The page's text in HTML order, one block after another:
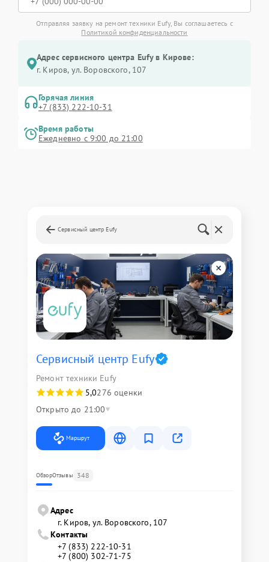
Отправляя заявку на ремонт техники Eufy, Вы соглашаетесь с
Политикой конфиденциальности
Адрес сервисного центра Eufy в Кирове:
г. Киров, ул. Воровского, 107
Горячая линия
+7 (833) 222-10-31
Время работы
Ежедневно с 9:00 до 21:00
Сервисный центр Eufy
Сервисный центр Eufy
Ремонт техники Eufy
5,0276 оценки
Открыто до 21:00
Маршрут
ОбзорОтзывы 348
Адрес
г. Киров, ул. Воровского, 107
Контакты
+7 (833) 222-10-31
+7 (800) 302-71-75